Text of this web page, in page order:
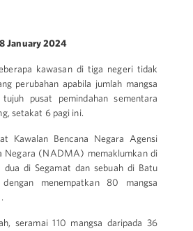
January 2024
kawasan di tiga negeri tidak
perubahan apabila jumlah mangsa
pusat pemindahan sementara
setakat 6 pagi ini.
Kawalan Bencana Negara Agensi
Negara (NADMA) memaklumkan di
dua di Segamat dan sebuah di Batu
menempatkan 80 mangsa
seramai 110 mangsa daripada 36